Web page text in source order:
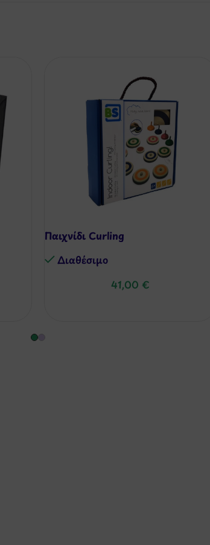
Παιχνίδι Curling
Διαθέσιμo
41,00 €